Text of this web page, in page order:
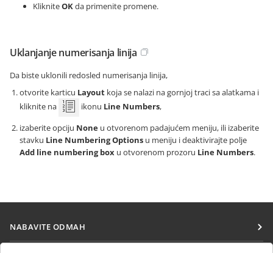
KlikniteOKda primenite promene.
Uklanjanje numerisanja linija
Da biste uklonili redosled numerisanja linija,
otvorite karticu Layout koja se nalazi na gornjoj traci sa alatkama i
kliknite na
ikonu Line Numbers,
izaberite opciju None u otvorenom padajućem meniju, ili izaberite
stavku Line Numbering Options u meniju i deaktivirajte polje
Add line numbering box u otvorenom prozoru Line Numbers.
NABAVITE ODMAH
Docs